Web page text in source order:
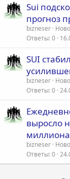
Sui
прогноз
bizneser
Ответы 0
SUI
bizneser
Ответы 0
выросло
миллиона
bizneser
Ответы 0